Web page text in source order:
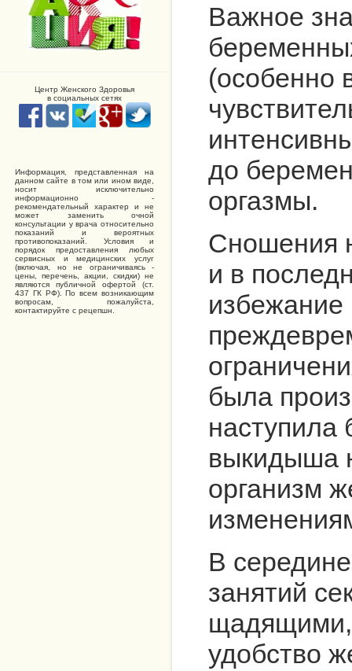
Центр Женского Здоровья
в социальных сетях
Информация, представленная на
данном сайте в том или ином виде,
носит исключительно
информационно -
рекомендательный характер и не
может заменить очной
консультации у врача относительно
показаний и вероятных
противопоказаний. Условия и
порядок предоставления любых
сервисных и медицинских услуг
(включая, но не ограничиваясь -
цены, перечень, акции, скидки) не
являются публичной офертой (ст.
437 ГК РФ). По всем возникающим
вопросам, пожалуйста,
контактируйте с рецепшн.
Важное
(особенно
до
оргазмы.
Сношения
и в
избежание
была
наступила
выкидыша
организм
В
занятий
щадящими,
удобство